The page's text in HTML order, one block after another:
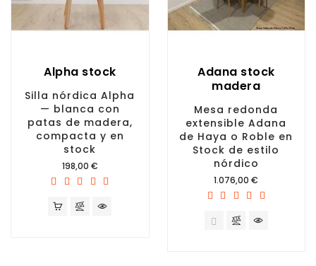
Alpha stock
Silla nórdica Alpha
— blanca con
patas de madera,
compacta y en
stock
Precio
198,00 €
Adana stock
madera
Mesa redonda
extensible Adana
de Haya o Roble en
Stock de estilo
nórdico
Precio
1.076,00 €